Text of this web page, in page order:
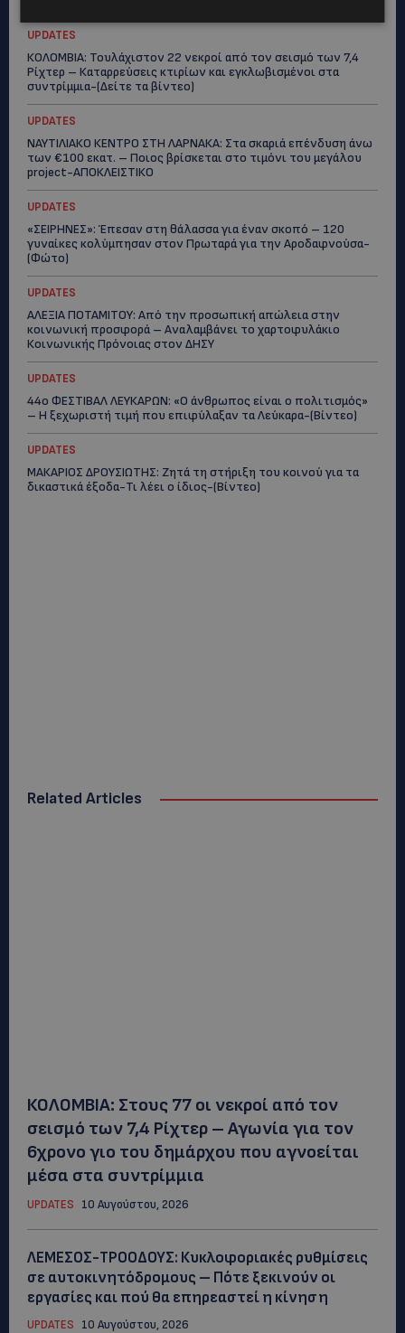
UPDATES
ΚΟΛΟΜΒΙΑ: Τουλάχιστον 22 νεκροί από τον σεισμό των 7,4
Ρίχτερ – Καταρρεύσεις κτιρίων και εγκλωβισμένοι στα
συντρίμμια-(Δείτε τα βίντεο)
UPDATES
ΝΑΥΤΙΛΙΑΚΟ ΚΕΝΤΡΟ ΣΤΗ ΛΑΡΝΑΚΑ: Στα σκαριά επένδυση άνω
των €100 εκατ. – Ποιος βρίσκεται στο τιμόνι του μεγάλου
project-ΑΠΟΚΛΕΙΣΤΙΚΟ
UPDATES
«ΣΕΙΡΗΝΕΣ»: Έπεσαν στη θάλασσα για έναν σκοπό – 120
γυναίκες κολύμπησαν στον Πρωταρά για την Αροδαφνούσα-
(Φώτο)
UPDATES
ΑΛΕΞΙΑ ΠΟΤΑΜΙΤΟΥ: Από την προσωπική απώλεια στην
κοινωνική προσφορά – Αναλαμβάνει το χαρτοφυλάκιο
Κοινωνικής Πρόνοιας στον ΔΗΣΥ
UPDATES
44ο ΦΕΣΤΙΒΑΛ ΛΕΥΚΑΡΩΝ: «Ο άνθρωπος είναι ο πολιτισμός»
– Η ξεχωριστή τιμή που επιφύλαξαν τα Λεύκαρα-(Βίντεο)
UPDATES
ΜΑΚΑΡΙΟΣ ΔΡΟΥΣΙΩΤΗΣ: Ζητά τη στήριξη του κοινού για τα
δικαστικά έξοδα-Τι λέει ο ίδιος-(Βίντεο)
Related Articles
ΚΟΛΟΜΒΙΑ: Στους 77 οι νεκροί από τον
σεισμό των 7,4 Ρίχτερ – Αγωνία για τον
6χρονο γιο του δημάρχου που αγνοείται
μέσα στα συντρίμμια
UPDATES 10 Αυγούστου, 2026
ΛΕΜΕΣΟΣ-ΤΡΟΟΔΟΥΣ: Κυκλοφοριακές ρυθμίσεις
σε αυτοκινητόδρομους – Πότε ξεκινούν οι
εργασίες και πού θα επηρεαστεί η κίνηση
UPDATES 10 Αυγούστου, 2026